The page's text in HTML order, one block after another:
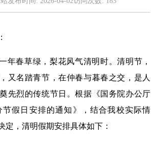
年春草绿，梨花风气清明时。清明节，
又名踏青节，在仲春与暮春之交，是人
先烈的传统节日。根据《国务院办公厅
节假日安排的通知》，结合我校实际情
定，清明假期安排具体如下：